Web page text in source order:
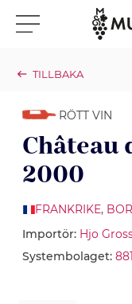
Klicka för meny
TILLBAKA
RÖTT VIN
Château
2000
FRANKRIKE,
Importör: Hjo
Systembolaget: